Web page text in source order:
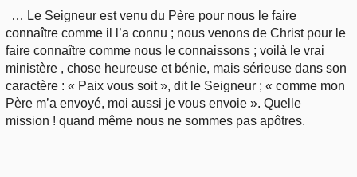
… Le Seigneur est venu du Père pour nous le faire
connaître comme il l’a connu ; nous venons de Christ pour le
faire connaître comme nous le connaissons ; voilà le vrai
ministère , chose heureuse et bénie, mais sérieuse dans son
caractère : « Paix vous soit », dit le Seigneur ; « comme mon
Père m’a envoyé, moi aussi je vous envoie ». Quelle
mission ! quand même nous ne sommes pas apôtres.